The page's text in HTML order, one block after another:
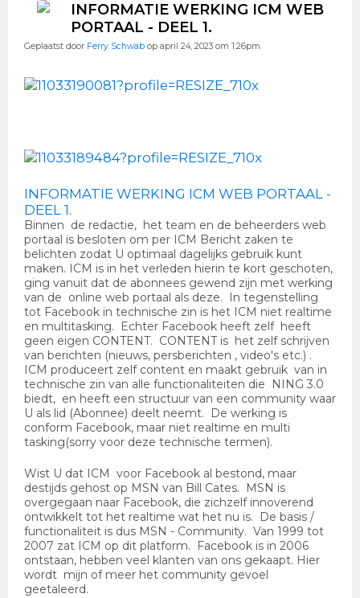
INFORMATIE WERKING ICM WEB
PORTAAL - DEEL 1.
Geplaatst door Ferry Schwab op april 24, 2023 om 1:26pm
INFORMATIE WERKING ICM WEB PORTAAL -
DEEL 1.
Binnen de redactie, het team en de beheerders web
portaal is besloten om per ICM Bericht zaken te
belichten zodat U optimaal dagelijks gebruik kunt
maken. ICM is in het verleden hierin te kort geschoten,
ging vanuit dat de abonnees gewend zijn met werking
van de online web portaal als deze. In tegenstelling
tot Facebook in technische zin is het ICM niet realtime
en multitasking. Echter Facebook heeft zelf heeft
geen eigen CONTENT. CONTENT is het zelf schrijven
van berichten (nieuws, persberichten , video's etc.) .
ICM produceert zelf content en maakt gebruik van in
technische zin van alle functionaliteiten die NING 3.0
biedt, en heeft een structuur van een community waar
U als lid (Abonnee) deelt neemt. De werking is
conform Facebook, maar niet realtime en multi
tasking(sorry voor deze technische termen).
Wist U dat ICM voor Facebook al bestond, maar
destijds gehost op MSN van Bill Cates. MSN is
overgegaan naar Facebook, die zichzelf innoverend
ontwikkelt tot het realtime wat het nu is. De basis /
functionaliteit is dus MSN - Community. Van 1999 tot
2007 zat ICM op dit platform. Facebook is in 2006
ontstaan, hebben veel klanten van ons gekaapt. Hier
wordt mijn of meer het community gevoel
geetaleerd.